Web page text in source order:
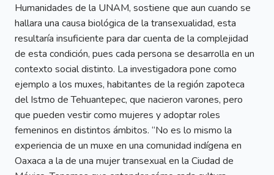
Humanidades de la UNAM, sostiene que aun cuando se
hallara una causa biológica de la transexualidad, esta
resultaría insuficiente para dar cuenta de la complejidad
de esta condición, pues cada persona se desarrolla en un
contexto social distinto. La investigadora pone como
ejemplo a los muxes, habitantes de la región zapoteca
del Istmo de Tehuantepec, que nacieron varones, pero
que pueden vestir como mujeres y adoptar roles
femeninos en distintos ámbitos. “No es lo mismo la
experiencia de un muxe en una comunidad indígena en
Oaxaca a la de una mujer transexual en la Ciudad de